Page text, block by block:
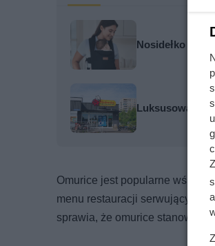
Nosidełko czy
Luksusowa
Omurice jest popularne wśród
menu restauracji serwujących
sprawia, że omurice stanowi